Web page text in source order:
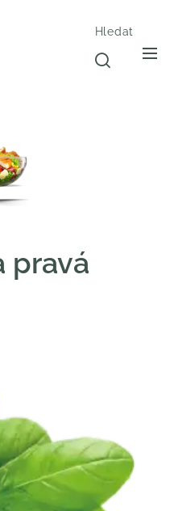
Hledat
pravá